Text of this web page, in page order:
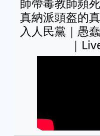
真納派頭盔的
入人民黨｜愚
｜